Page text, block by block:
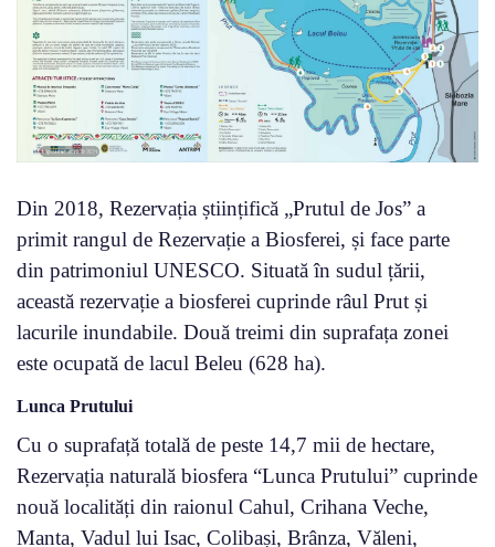
Din 2018, Rezervația științifică „Prutul de Jos” a
primit rangul de Rezervație a Biosferei, și face parte
din patrimoniul UNESCO. Situată în sudul țării,
această rezervație a biosferei cuprinde râul Prut și
lacurile inundabile. Două treimi din suprafața zonei
este ocupată de lacul Beleu (628 ha).
Lunca Prutului
Cu o suprafață totală de peste 14,7 mii de hectare,
Rezervația naturală biosfera “Lunca Prutului” cuprinde
nouă localități din raionul Cahul, Crihana Veche,
Manta, Vadul lui Isac, Colibași, Brânza, Văleni,